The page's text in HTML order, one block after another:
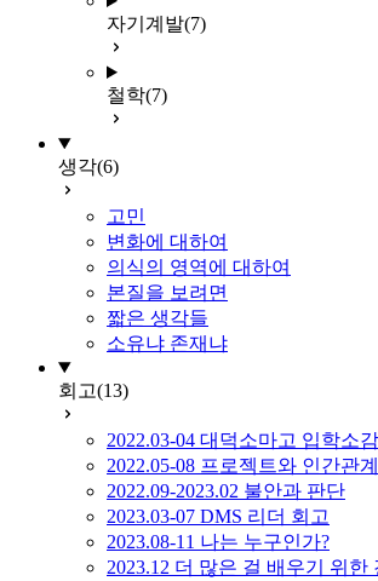
자기계발(7)
철학(7)
생각(6)
고민
변화에 대하여
의식의 영역에 대하여
본질을 보려면
짧은 생각들
소유냐 존재냐
회고(13)
2022.03-04 대덕소마고 입학소
2022.05-08 프로젝트와 인간관계
2022.09-2023.02 불안과 판단
2023.03-07 DMS 리더 회고
2023.08-11 나는 누구인가?
2023.12 더 많은 걸 배우기 위한